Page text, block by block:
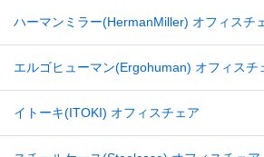
ハーマンミラー(HermanMiller) オフィスチ
エルゴヒューマン(Ergohuman) オフィスチ
イトーキ(ITOKI) オフィスチェア